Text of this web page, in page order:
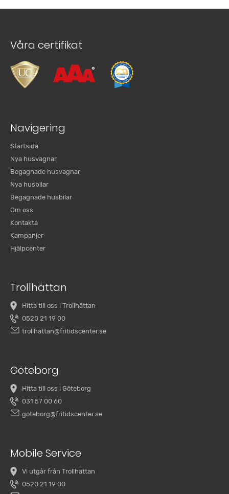
Våra certifikat
Navigering
Startsida
Nya husvagnar
Begagnade husvagnar
Nya husbilar
Begagnade husbilar
Om oss
Kontakta
Kampanjer
Hjälpcenter
Trollhättan
Hitta till oss i Trollhättan
0520 21 19 00
trollhattan@fritidscenter.se
Göteborg
Hitta till oss i Göteborg
031 57 00 60
goteborg@fritidscenter.se
Mobile Service
Vi utgår från Trollhättan
0520 21 19 00